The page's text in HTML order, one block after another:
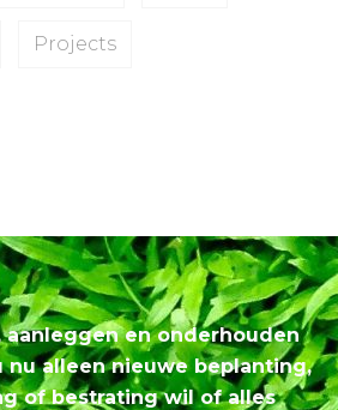
Projects
aanleggen en onderhouden
nu alleen nieuwe beplanting,
of bestrating wil of alles